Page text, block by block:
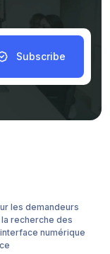
Subscribe
les demandeurs
recherche des
numérique